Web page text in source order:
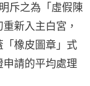
斥之為「虛假陳
新入主白宮，
「橡皮圖章」式
請的平均處理